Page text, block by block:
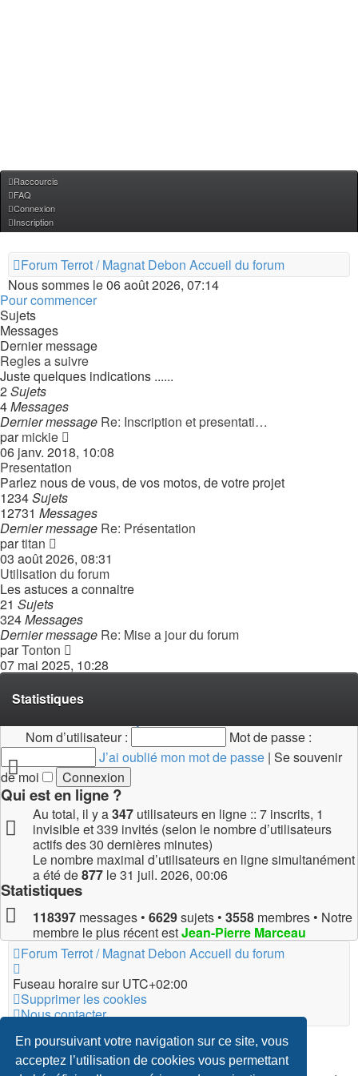
En poursuivant votre navigation sur ce site, vous
acceptez l’utilisation de cookies vous permettant
Raccourcis
FAQ
Connexion
Inscription
Forum Terrot / Magnat Debon Accueil du forum
Nous sommes le 06 août 2026, 07:14
Pour commencer
Sujets
Messages
Dernier message
Regles a suivre
Juste quelques indications ......
2Sujets
4Messages
Dernier message Re: Inscription et presentati…
parmickie
Consulter
le
dernier
message
06 janv. 2018, 10:08
Presentation
Parlez nous de vous, de vos motos, de votre projet
1234Sujets
12731 Messages
Dernier message Re: Présentation
partitan
Consulter
le
dernier
message
03 août 2026, 08:31
Utilisation du forum
Les astuces a connaitre
21 Sujets
324Messages
Dernier message Re: Mise a jour du forum
parTonton
Consulter
le
dernier
message
07 mai 2025, 10:28
Statistiques
Nom d’utilisateur :
Mot de passe :
J’ai oublié mon mot de passe | Se souvenir
de moi
Qui est en ligne ?
Au total, il y a347 utilisateurs en ligne :: 7 inscrits, 1
invisible et 339 invités (selon le nombre d’utilisateurs
actifs des 30 dernières minutes)
Le nombre maximal d’utilisateurs en ligne simultanément
a été de877 le 31 juil. 2026, 00:06
Statistiques
118397 messages • 6629sujets • 3558 membres • Notre
membre le plus récent estJean-Pierre Marceau
Forum Terrot / Magnat Debon Accueil du forum
Fuseau horaire surUTC+02:00
Supprimer les cookies
Nous contacter
Original Author:Brad Veryard
Updated to 3.3.x by MannixMD
Style version: 3.4.5